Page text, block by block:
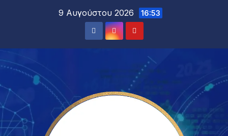
9 Αυγούστου 2026 16:53